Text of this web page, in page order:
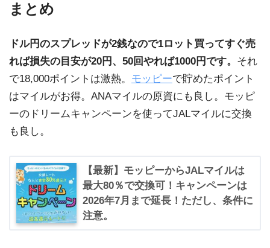
まとめ
ドル円のスプレッドが2銭なので1ロット買ってすぐ売
れば損失の目安が20円、50回やれば1000円です。 それ
で18,000ポイントは激熱。 モッピーで貯めたポイント
はマイルがお得。ANAマイルの原資にも良し。モッピ
ーのドリームキャンペーンを使ってJALマイルに交換
も良し。
【最新】モッピーからJALマイルは
最大80％で交換可！キャンペーンは
2026年7月まで延長！ただし、条件に
注意。